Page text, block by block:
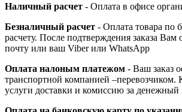
Наличный расчет - Оплата в офисе
Безналичный расчет - Оплата товара по
расчету. После подтверждения заказа Вам
почту или ваш Viber или WhatsApp
Оплата налоным платежом - Ваш заказ
транспортной компанией –перевозчиком.
услуги доставки и комиссию за денежный